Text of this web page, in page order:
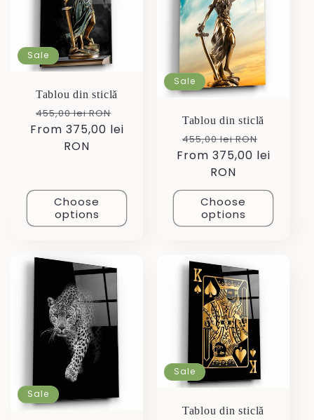
Sale
Tablou din sticlă
Regular
price
455,00 lei RON
price
From 375,00 lei
RON
Choose
options
Sale
Tablou din sticlă
Regular
price
455,00 lei RON
price
From 375,00 lei
RON
Choose
options
Sale
Sale
Tablou din sticlă